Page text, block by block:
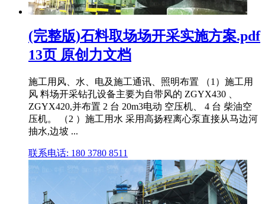
(完整版)石料取场场开采实施方案.pdf
13页 原创力文档
施工用风、水、电及施工通讯、照明布置 （1）施工用
风 料场开采钻孔设备主要为自带风的 ZGYX430 、
ZGYX420,并布置 2 台 20m3电动 空压机、 4 台 柴油空
压机。 （2 ）施工用水 采用高扬程离心泵直接从马边河
抽水,边坡 ...
联系电话: 180 3780 8511